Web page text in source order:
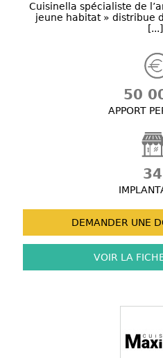
Cuisinella spécialiste de
jeune habitat » distribue
[...]
50
APPORT
DEMANDER UNE
VOIR LA